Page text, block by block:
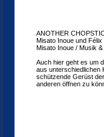
ANOTHER
Misato Inoue und
Misato Inoue / Musik
Auch hier geht es um
aus unterschiedlichen
schützende Gerüst
anderen öffnen zu